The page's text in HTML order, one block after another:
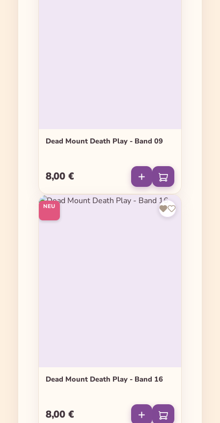
Dead Mount Death Play - Band 09
Regulärer Preis:
8,00 €
NEU
Dead Mount Death Play - Band 16
Regulärer Preis:
8,00 €